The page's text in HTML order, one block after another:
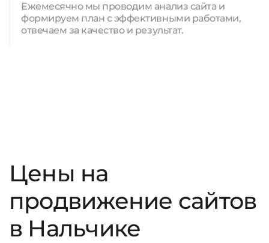
Ежемесячно мы проводим анализ сайта и
формируем план с эффективными работами,
отвечаем за качество и результат.
Цены на
продвижение сайтов
в Нальчике